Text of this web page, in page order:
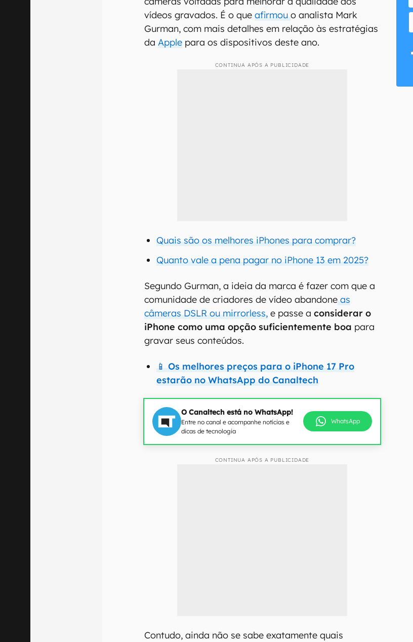
vídeos gravados. É o queafirmouo analista Mark
Gurman, com mais detalhes em relação às estratégias
daApple para os dispositivos deste ano.
CONTINUA APÓS A PUBLICIDADE
Quais são os melhores iPhones para comprar?
Quanto vale a pena pagar no iPhone 13 em 2025?
Segundo Gurman, a ideia da marca é fazer com que a
comunidade de criadores de vídeo abandone as
câmeras DSLR ou mirrorless, e passe a considerar o
iPhone como uma opção suficientemente boa para
gravar seus conteúdos.
📱 Os melhores preços para o iPhone 17 Pro
estarão no WhatsApp do Canaltech
O Canaltech está no WhatsApp!
Entre no canal e acompanhe notícias e
dicas de tecnologia
WhatsApp
CONTINUA APÓS A PUBLICIDADE
Contudo, ainda não se sabe exatamente quais